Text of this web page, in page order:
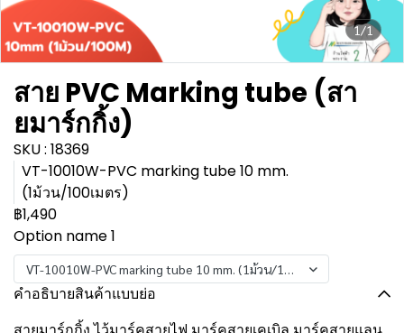
1/1
สาย PVC Marking tube (สา
ยมาร์กกิ้ง)
SKU : 18369
VT-10010W-PVC marking tube 10 mm.
(1ม้วน/100เมตร)
฿1,490
Option name 1
VT-10010W-PVC marking tube 10 mm. (1ม้วน/100เมตร)
คำอธิบายสินค้าแบบย่อ